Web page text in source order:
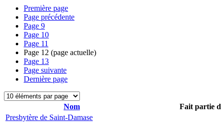
Première page
Page précédente
Page 9
Page 10
Page 11
Page 12 (page actuelle)
Page 13
Page suivante
Dernière page
Nom
Fait partie
Presbytère de Saint-Damase